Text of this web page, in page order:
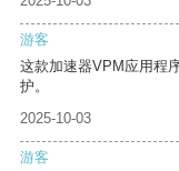
游客
这款加速器VPM应用程
护。
2025-10-03
游客